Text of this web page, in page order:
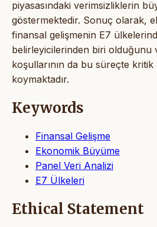
piyasasındaki verimsizliklerin
göstermektedir. Sonuç olarak,
finansal gelişmenin E7
belirleyicilerinden biri olduğunu
koşullarının da bu süreçte kritik
koymaktadır.
Keywords
Finansal Gelişme
Ekonomik Büyüme
Panel Veri Analizi
E7 Ülkeleri
Ethical Statement